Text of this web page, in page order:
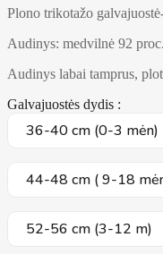
Plono trikotažo
Audinys: medvilnė 92
Audinys labai tamprus,
Galvajuostės dydis :
36-40 cm (0-3 mėn)
44-48 cm ( 9-18
52-56 cm (3-12 m)